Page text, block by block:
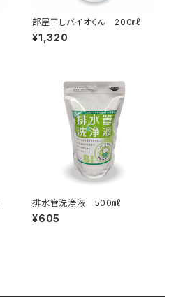
部屋干しバイオくん 200㎖
¥1,320
排水管洗浄液 500㎖
¥605